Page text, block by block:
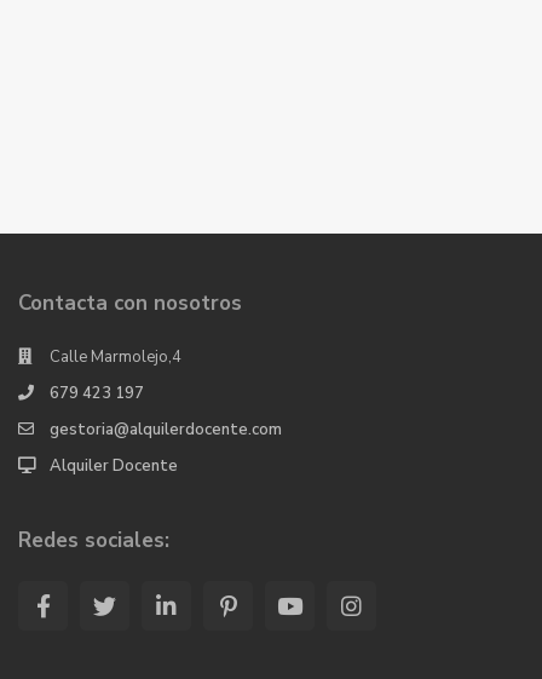
Contacta con nosotros
Calle Marmolejo,4
679 423 197
gestoria@alquilerdocente.com
Alquiler Docente
Redes sociales: